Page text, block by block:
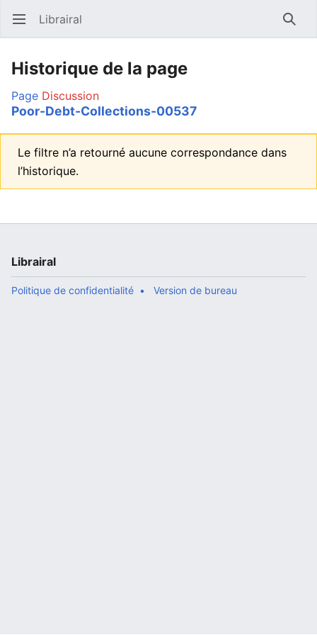
Ouvrir le menu principal Librairal
Historique de la page
Page Discussion
Poor-Debt-Collections-00537
Le filtre n’a retourné aucune correspondance dans
l’historique.
Librairal
Politique de confidentialité Version de bureau